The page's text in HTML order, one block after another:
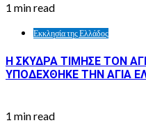
1 min read
Εκκλησία της Ελλάδος
Η ΣΚΥΔΡΑ ΤΙΜΗΣΕ ΤΟΝ
ΥΠΟΔΕΧΘΗΚΕ ΤΗΝ ΑΓΙΑ
1 min read